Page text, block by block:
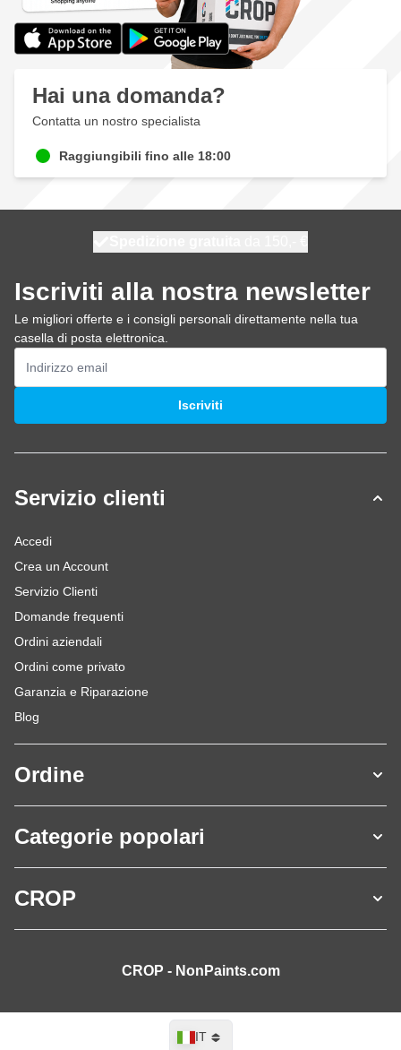
Hai una domanda?
Contatta un nostro specialista
Raggiungibili fino alle 18:00
Iscriviti alla nostra newsletter
Le migliori offerte e i consigli personali direttamente nella tua
casella di posta elettronica.
Indirizzo email
Iscriviti
Servizio clienti
Accedi
Crea un Account
Servizio Clienti
Domande frequenti
Ordini aziendali
Ordini come privato
Garanzia e Riparazione
Blog
Ordine
Categorie popolari
CROP
CROP - NonPaints.com
Lingua
IT